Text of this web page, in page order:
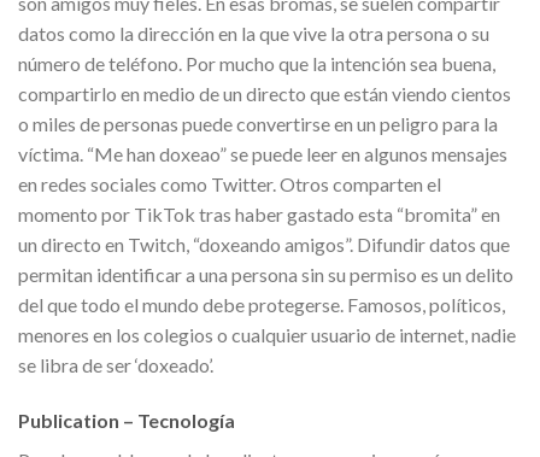
datos como la dirección en la que vive la otra persona o su
número de teléfono. Por mucho que la intención sea buena,
compartirlo en medio de un directo que están viendo cientos
o miles de personas puede convertirse en un peligro para la
víctima. “Me han doxeao” se puede leer en algunos mensajes
en redes sociales como Twitter. Otros comparten el
momento por TikTok tras haber gastado esta “bromita” en
un directo en Twitch, “doxeando amigos”. Difundir datos que
permitan identificar a una persona sin su permiso es un delito
del que todo el mundo debe protegerse. Famosos, políticos,
menores en los colegios o cualquier usuario de internet, nadie
se libra de ser ‘doxeado’.
Publication – Tecnología